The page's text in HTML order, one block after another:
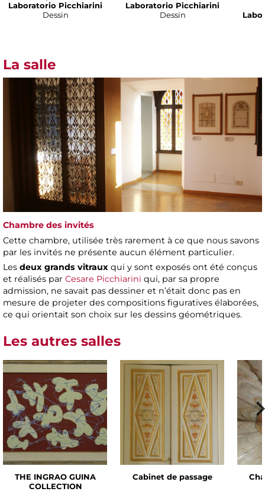
Laboratorio Picchiarini
Dessin
Laboratorio Picchiarini
Dessin
La salle
Chambre des invités
Cette chambre, utilisée très rarement à ce que nous savons
par les invités ne présente aucun élément particulier.
Les deux grands vitraux qui y sont exposés ont été conçus
et réalisés par Cesare Picchiarini qui, par sa propre
admission, ne savait pas dessiner et n’était donc pas en
mesure de projeter des compositions figuratives élaborées,
ce qui orientait son choix sur les dessins géométriques.
Les autres salles
THE INGRAO GUINA
COLLECTION
Cabinet de passage